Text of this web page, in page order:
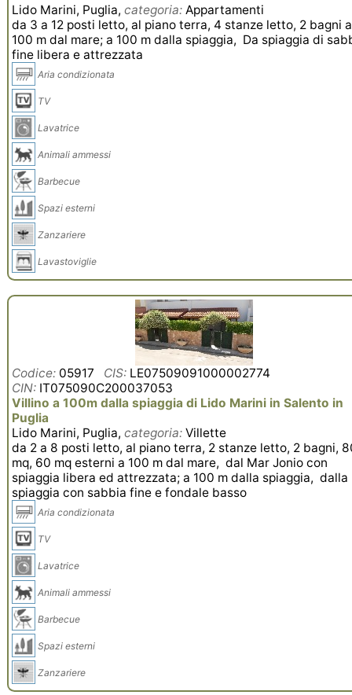
Lido Marini, Puglia,categoria: Appartamenti
da 3 a 12 posti letto, al piano terra, 4 stanze letto, 2 bagni a
100 m dal mare; a 100 m dalla spiaggia, Da spiaggia di
fine libera e attrezzata
Aria condizionata
TV
Lavatrice
Animali ammessi
Barbecue
Spazi esterni
Zanzariere
Lavastoviglie
Codice: 05917 CIS: LE07509091000002774
CIN: IT075090C200037053
Villino a 100m dalla spiaggia di Lido Marini in Salento in
Puglia
Lido Marini, Puglia,categoria: Villette
da 2 a 8 posti letto, al piano terra, 2 stanze letto, 2 bagni,
mq, 60 mq esterni a 100 m dal mare, dal Mar Jonio con
spiaggia libera ed attrezzata; a 100 m dalla spiaggia, dalla
spiaggia con sabbia fine e fondale basso
Aria condizionata
TV
Lavatrice
Animali ammessi
Barbecue
Spazi esterni
Zanzariere